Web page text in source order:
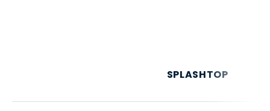
SPLASHTOP